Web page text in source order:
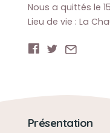
Nous a quittés le
Lieu de vie : La
Présentation